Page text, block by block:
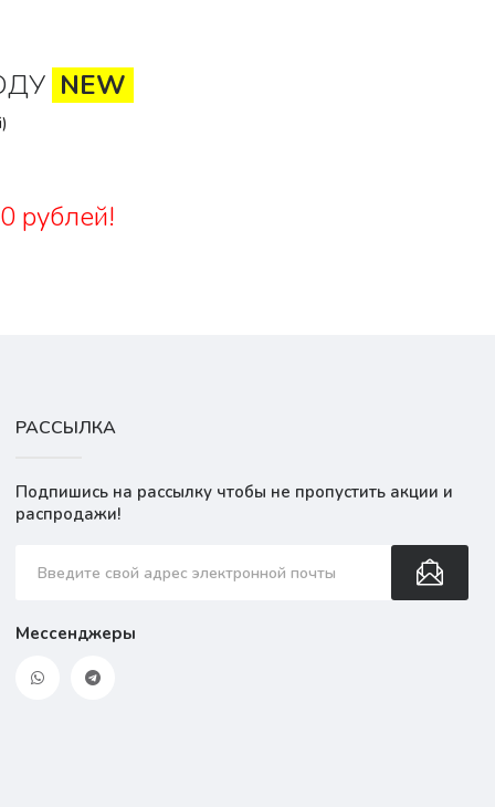
NEW
рублей!
РАССЫЛКА
Подпишись на рассылку чтобы не пропустить акции и
распродажи!
Мессенджеры